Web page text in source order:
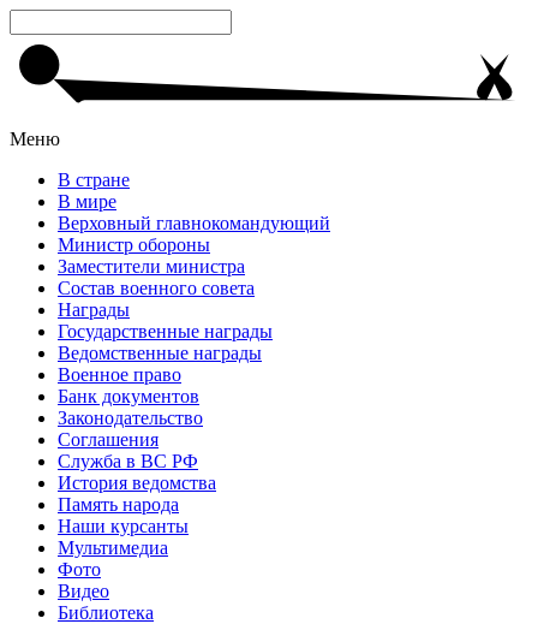
Меню
В стране
В мире
Верховный главнокомандующий
Министр обороны
Заместители министра
Состав военного совета
Награды
Государственные награды
Ведомственные награды
Военное право
Банк документов
Законодательство
Соглашения
Служба в ВС РФ
История ведомства
Память народа
Наши курсанты
Мультимедиа
Фото
Видео
Библиотека